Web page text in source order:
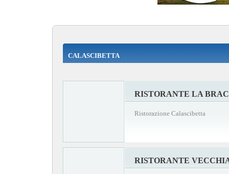
CALASCIBETTA
RISTORANTE LA
Ristorazione Calascibetta
RISTORANTE